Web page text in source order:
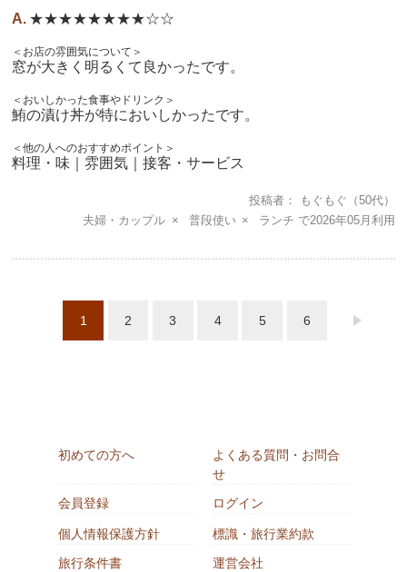
★★★★★★★★☆☆
＜お店の雰囲気について＞
窓が大きく明るくて良かったです。
＜おいしかった食事やドリンク＞
鮪の漬け丼が特においしかったです。
＜他の人へのおすすめポイント＞
料理・味｜雰囲気｜接客・サービス
投稿者 もぐもぐ （50代）
夫婦・カップル
普段使い ランチ 2026年05月
1 2 3 4 5 6
初めての方へ
よくある質問・お問合
せ
会員登録
ログイン
個人情報保護方針
標識・旅行業約款
旅行条件書
運営会社